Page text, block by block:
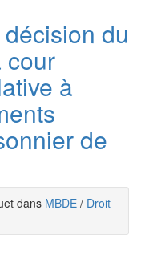
du
cour
à
de
dans MBDE / Droit